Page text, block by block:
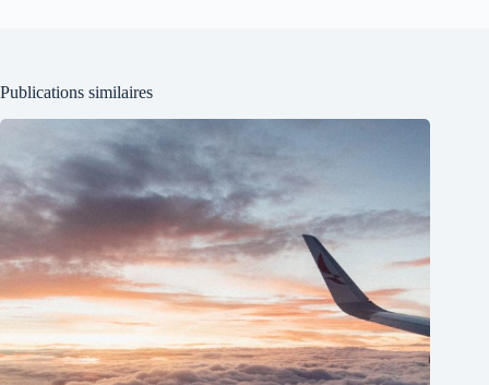
Publications similaires